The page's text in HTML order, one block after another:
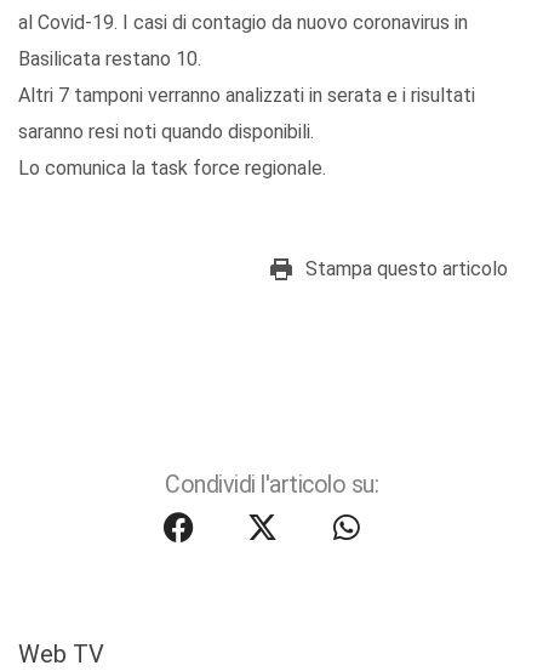
al Covid-19. I casi di contagio da nuovo coronavirus in
Basilicata restano 10.
Altri 7 tamponi verranno analizzati in serata e i risultati
saranno resi noti quando disponibili.
Lo comunica la task force regionale.
Stampa questo articolo
Condividi l'articolo su:
Web TV